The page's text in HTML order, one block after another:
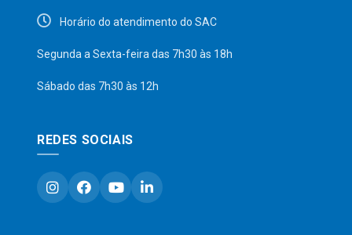
Horário do atendimento do SAC
Segunda a Sexta-feira das 7h30 às 18h
Sábado das 7h30 às 12h
REDES SOCIAIS